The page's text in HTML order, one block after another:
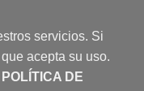
servicios. Si
acepta su uso.
POLÍTICA DE